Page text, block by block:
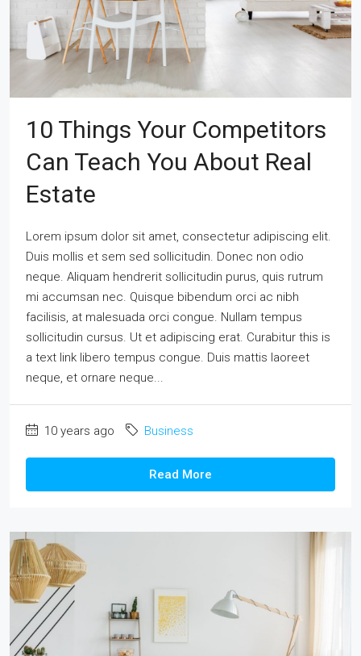
10 Things Your Competitors
Can Teach You About Real
Estate
Lorem ipsum dolor sit amet, consectetur adipiscing elit.
Duis mollis et sem sed sollicitudin. Donec non odio
neque. Aliquam hendrerit sollicitudin purus, quis rutrum
mi accumsan nec. Quisque bibendum orci ac nibh
facilisis, at malesuada orci congue. Nullam tempus
sollicitudin cursus. Ut et adipiscing erat. Curabitur this is
a text link libero tempus congue. Duis mattis laoreet
neque, et ornare neque...
10 years ago Business
Read More